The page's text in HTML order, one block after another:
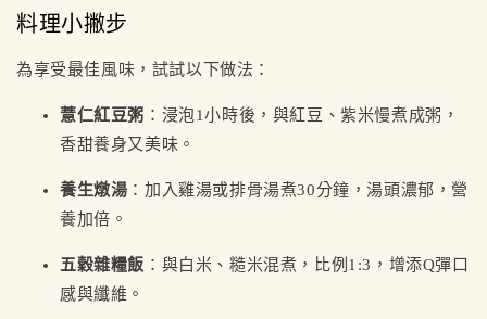
料理小撇步
為享受最佳風味，試試以下做法：
薏仁紅豆粥 ：浸泡1小時後，與紅豆、紫米慢煮成粥，
香甜養身又美味。
養生燉湯 ：加入雞湯或排骨湯煮30分鐘，湯頭濃郁，營
養加倍。
五穀雜糧飯 ：與白米、糙米混煮，比例1:3，增添Q彈口
感與纖維。